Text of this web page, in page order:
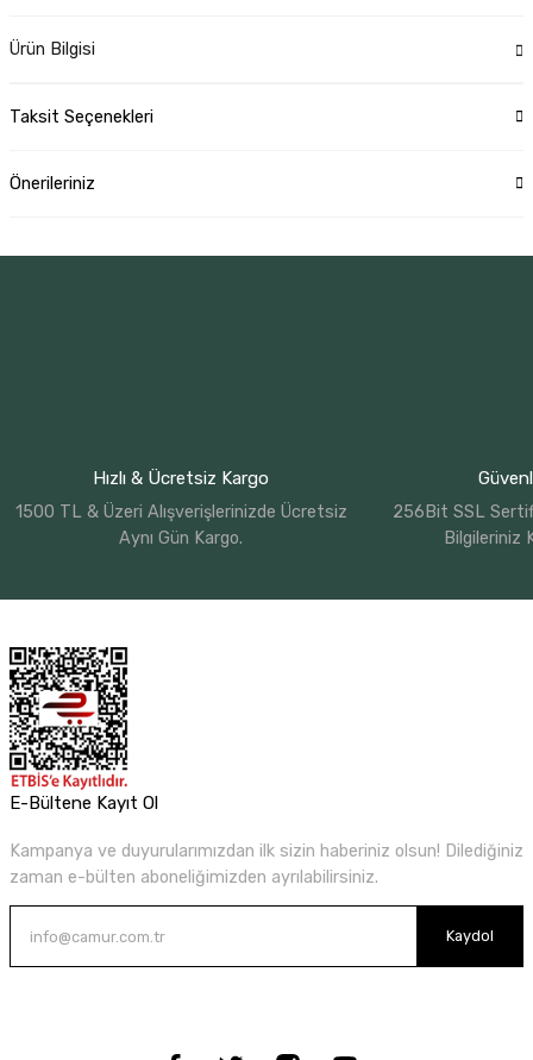
Ürün Bilgisi
Taksit Seçenekleri
Önerileriniz
Hızlı & Ücretsiz Kargo
1500 TL & Üzeri Alışverişlerinizde Ücretsiz
Aynı Gün Kargo.
256Bit SSL
Bilgileriniz
E-Bültene Kayıt Ol
Kampanya ve duyurularımızdan ilk sizin haberiniz olsun! Dilediğiniz
zaman e-bülten aboneliğimizden ayrılabilirsiniz.
Kaydol